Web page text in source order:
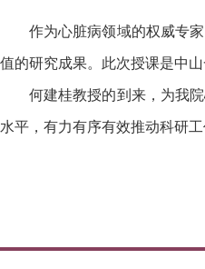
作为心脏病领域的权威专
值的研究成果。此次授课是中
何建桂教授的到来，为我
水平，有力有序有效推动科研